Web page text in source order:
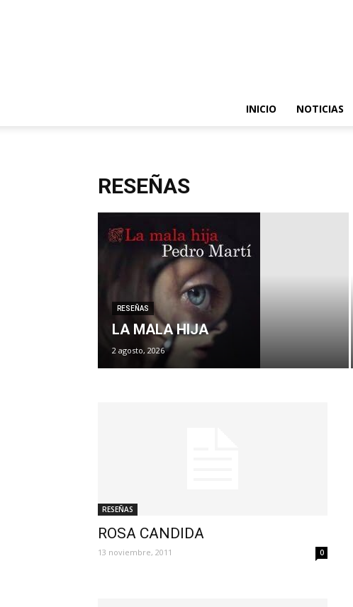
INICIO NOTICIAS
RESEÑAS
RESEÑAS
LA MALA HIJA
2 agosto, 2026
RESEÑAS
ROSA CANDIDA
13 noviembre, 2011 0